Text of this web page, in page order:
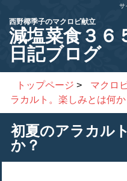
サ
西野椰季子のマクロビ献立
減塩菜食３６
日記ブログ
トップページ > マクロ
ラカルト。楽しみとは何か
初夏のアラカル
か？